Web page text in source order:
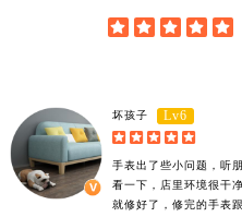
    
坏孩子 Lv6
    
手表出了些小问题，听
看一下，店里环境很干
就修好了，修完的手表